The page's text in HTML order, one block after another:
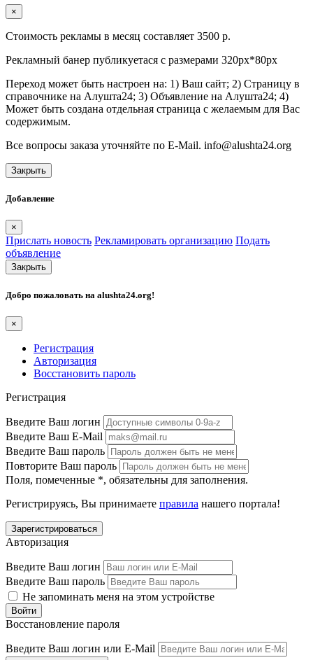
×
Стоимость рекламы в месяц составляет 3500 р.
Рекламный банер публикуетася с размерами 320px*80px
Переход может быть настроен на: 1) Ваш сайт; 2) Страницу в
справочнике на Алушта24; 3) Объявление на Алушта24; 4)
Может быть создана отдельная страница с желаемым для Вас
содержимым.
Все вопросы заказа уточняйте по E-Mail. info@alushta24.org
Закрыть
Добавление
×
Прислать новость Рекламировать организацию Подать
объявление
Закрыть
Добро пожаловать на alushta24.org!
×
Регистрация
Авторизация
Восстановить пароль
Регистрация
Введите Ваш логин
Введите Ваш E-Mail
Введите Ваш пароль
Повторите Ваш пароль
Поля, помеченные *, обязательны для заполнения.
Регистрируясь, Вы принимаете правила нашего портала!
Авторизация
Введите Ваш логин
Введите Ваш пароль
Не запоминать меня на этом устройстве
Восстановление пароля
Введите Ваш логин или E-Mail